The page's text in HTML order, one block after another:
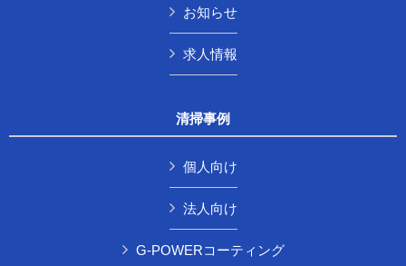
お知らせ
求人情報
清掃事例
個人向け
法人向け
G-POWERコーティング